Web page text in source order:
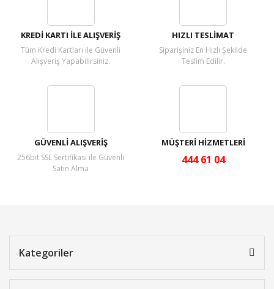
KREDİ KARTI İLE ALIŞVERİŞ
Tüm Kredi Kartları ile Güvenli
Alışveriş Yapabilirsiniz.
HIZLI TESLİMAT
Siparişiniz En Hızlı Şekilde
Teslim Edilir.
GÜVENLİ ALIŞVERİŞ
256bit SSL Sertifikası ile Güvenli
Satın Alma
MÜŞTERİ HİZMETLERİ
444 61 04
Kategoriler